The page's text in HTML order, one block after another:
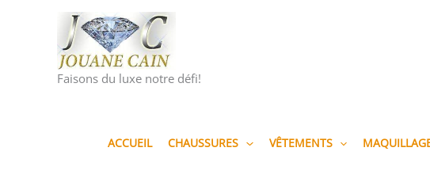
Faisons du luxe notre défi!
ACCUEIL CHAUSSURES VÊTEMENTS